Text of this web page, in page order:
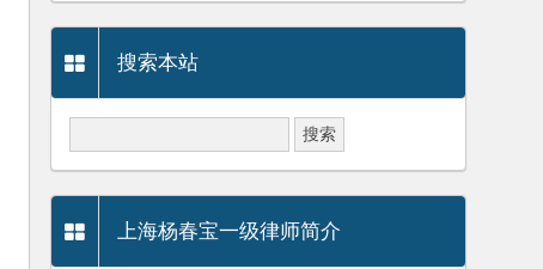
搜索本站
上海杨春宝一级律师简介